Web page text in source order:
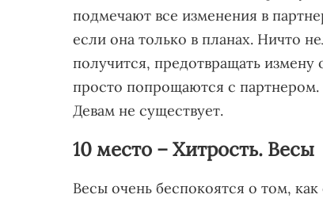
подмечают все изменения в
если она только в планах. Ничто
получится, предотвращать
просто попрощаются с
Девам не существует.
10 место – Хитрость. Весы
Весы очень беспокоятся о том,